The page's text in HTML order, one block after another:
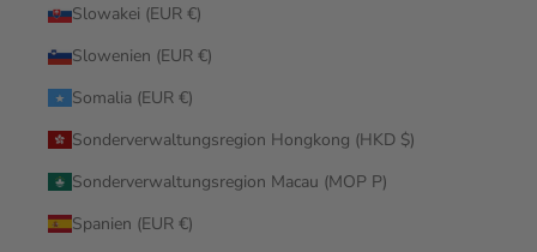
Slowakei (EUR €)
Slowenien (EUR €)
Somalia (EUR €)
Sonderverwaltungsregion Hongkong (HKD $)
Sonderverwaltungsregion Macau (MOP P)
Spanien (EUR €)